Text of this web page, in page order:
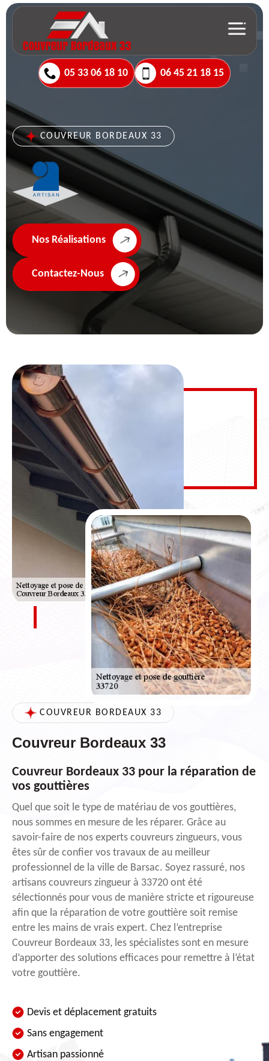
05 33 06 18 10 06 45 21 18 15
COUVREUR BORDEAUX 33
Nos Réalisations
Contactez-Nous
COUVREUR BORDEAUX 33
Couvreur Bordeaux 33
Couvreur Bordeaux 33 pour la réparation de
vos gouttières
Quel que soit le type de matériau de vos gouttières,
nous sommes en mesure de les réparer. Grâce au
savoir-faire de nos experts couvreurs zingueurs, vous
êtes sûr de confier vos travaux de au meilleur
professionnel de la ville de Barsac. Soyez rassuré, nos
artisans couvreurs zingueur à 33720 ont été
sélectionnés pour vous de manière stricte et rigoureuse
afin que la réparation de votre gouttière soit remise
entre les mains de vrais expert. Chez l’entreprise
Couvreur Bordeaux 33, les spécialistes sont en mesure
d’apporter des solutions efficaces pour remettre à l’état
votre gouttière.
Devis et déplacement gratuits
Sans engagement
Artisan passionné